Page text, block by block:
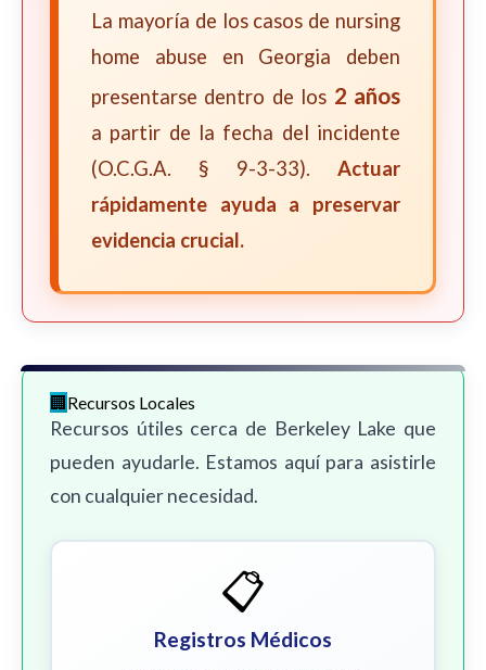
La mayoría de los casos de nursing
home abuse en Georgia deben
presentarse dentro de los 2 años
a partir de la fecha del incidente
(O.C.G.A. § 9-3-33). Actuar
rápidamente ayuda a preservar
evidencia crucial.
Recursos Locales
Recursos útiles cerca de Berkeley Lake que
pueden ayudarle. Estamos aquí para asistirle
con cualquier necesidad.
📋
Registros Médicos